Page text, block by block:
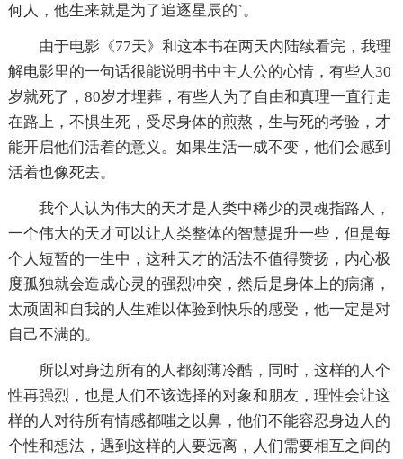
何人，他生来就是为了追逐星辰的`。
由于电影《77天》和这本书在两天内陆续看完，我理
解电影里的一句话很能说明书中主人公的心情，有些人30
岁就死了，80岁才埋葬，有些人为了自由和真理一直行走
在路上，不惧生死，受尽身体的煎熬，生与死的考验，才
能开启他们活着的意义。如果生活一成不变，他们会感到
活着也像死去。
我个人认为伟大的天才是人类中稀少的灵魂指路人，
一个伟大的天才可以让人类整体的智慧提升一些，但是每
个人短暂的一生中，这种天才的活法不值得赞扬，内心极
度孤独就会造成心灵的强烈冲突，然后是身体上的病痛，
太顽固和自我的人生难以体验到快乐的感受，他一定是对
自己不满的。
所以对身边所有的人都刻薄冷酷，同时，这样的人个
性再强烈，也是人们不该选择的对象和朋友，理性会让这
样的人对待所有情感都嗤之以鼻，他们不能容忍身边人的
个性和想法，遇到这样的人要远离，人们需要相互之间的